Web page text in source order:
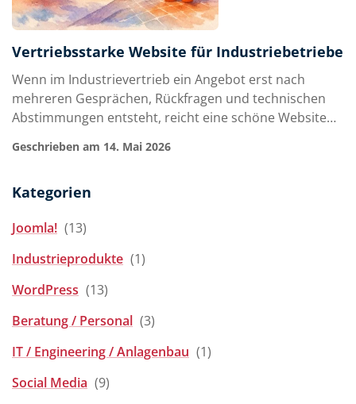
Vertriebsstarke Website für Industriebetriebe
Wenn im Industrievertrieb ein Angebot erst nach
mehreren Gesprächen, Rückfragen und technischen
Abstimmungen entsteht, reicht eine schöne Website
Industriebetriebe muss vorqualifizieren, Vertrauen
wenigen Minuten zeigen: Dieses Unternehmen
Geschrieben am 14. Mai 2026
Kategorien
Joomla! (13)
Industrieprodukte (1)
WordPress (13)
Beratung / Personal (3)
IT / Engineering / Anlagenbau (1)
Social Media (9)